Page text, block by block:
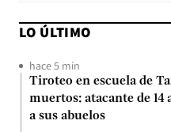
LO ÚLTIMO
hace 5 min
Tiroteo en escuela de
muertos: atacante de 14
a sus abuelos